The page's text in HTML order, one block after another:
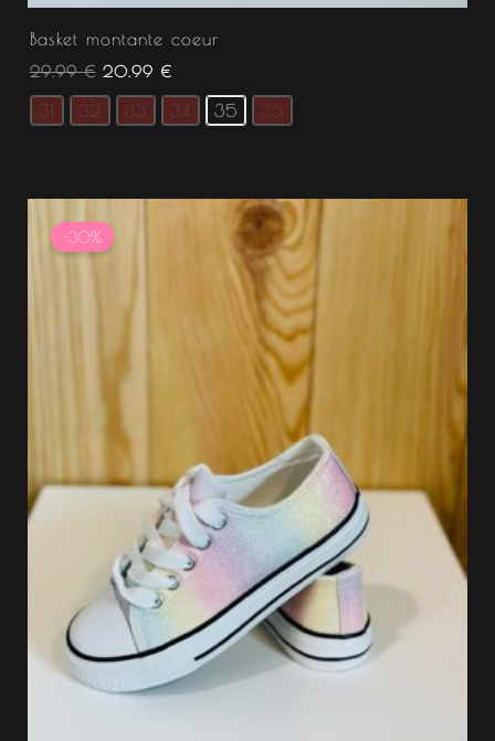
Basket montante coeur
29.99€ 20.99 €
31 32 33 34 35 36
-30%